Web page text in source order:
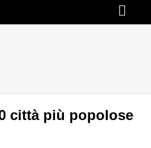
città più popolose